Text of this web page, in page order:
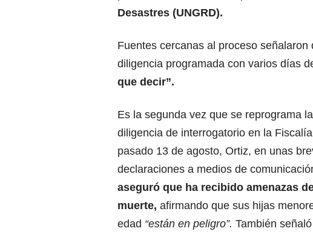
Desastres (UNGRD).
Fuentes cercanas al proceso
diligencia programada con varios días
que decir”.
Es la segunda vez que se reprograma la
diligencia de interrogatorio en la
pasado 13 de agosto, Ortiz, en unas
declaraciones a medios de
aseguró que ha recibido amenazas
muerte, afirmando que sus hijas
edad “están en peligro”. También